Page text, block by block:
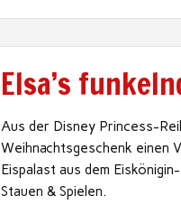
Elsa’s
Aus der Disney Princess-
Weihnachtsgeschenk einen
Eispalast aus dem
Stauen & Spielen.